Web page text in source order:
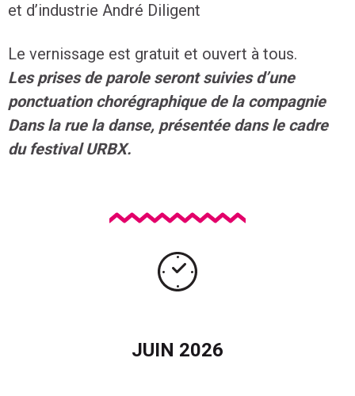
et d’industrie André Diligent
Le vernissage est gratuit et ouvert à tous.
Les prises de parole seront suivies d’une
ponctuation chorégraphique de la compagnie
Dans la rue la danse, présentée dans le cadre
du festival URBX.
Calendrier des événements avec navigation par mois
JUIN 2026